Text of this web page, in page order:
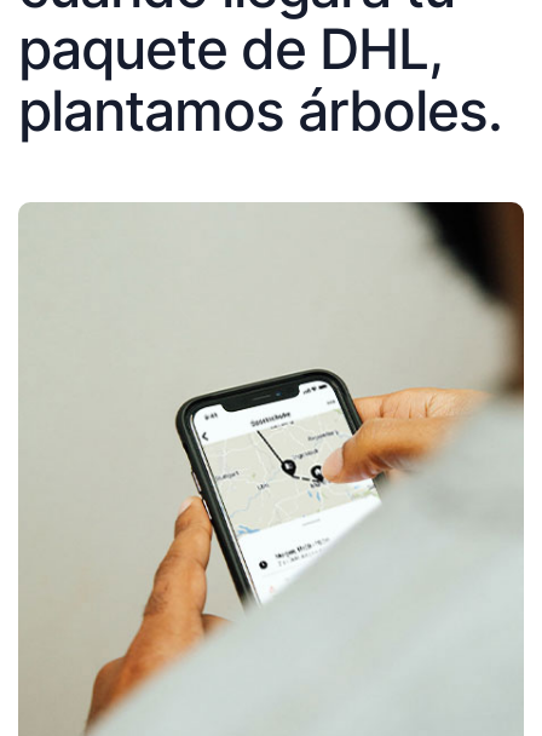
paquete de DHL,
plantamos árboles.